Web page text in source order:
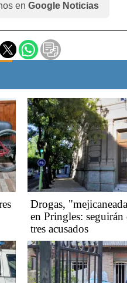
en Google Noticias
Drogas,
en Pringles:
tres acusados